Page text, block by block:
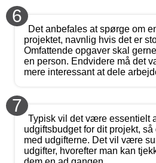
6
Det anbefales at spørge om
projektet, navnlig hvis det er
Omfattende opgaver skal
en person. Endvidere må det
mere interessant at dele
7
Typisk vil det være essentielt
udgiftsbudget for dit projekt,
med udgifterne. Det vil være
udgifter, hvorefter man kan